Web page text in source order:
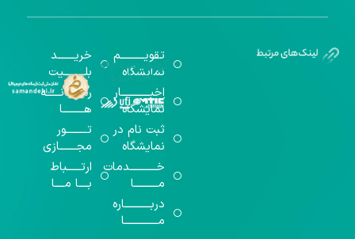
تقویــــــــــم
نمایشگاه
اخبــــــــــــار
نمایشگاه
ثبت نام در
نمایشگاه
خـــــــــــدمات
مــــــــــا
دربـــــــــــاره
مــــــــــــــا
خریـــــــد
بلـــــــــیت
رســـــانــــــه
هـــــــــا
تـــــــــور
مجـــــــازی
ارتــــــباط
بــــا مــــا
گواهینامه‌های
اخذ شده